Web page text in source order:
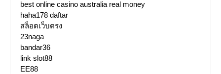
best online casino australia real money
haha178 daftar
สล็อตเว็บตรง
23naga
bandar36
link slot88
EE88